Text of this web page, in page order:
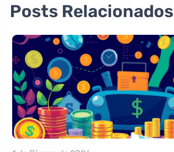
Posts Relacionados